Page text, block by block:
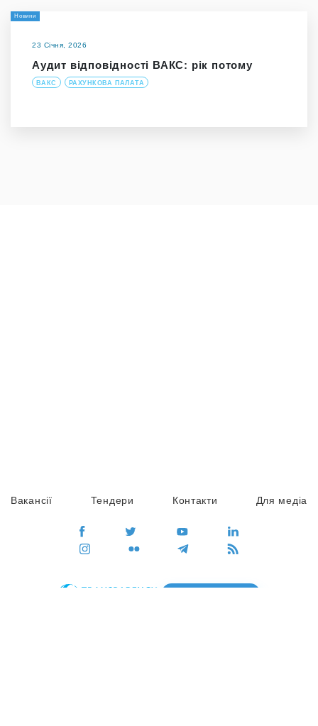
Новини
23 Січня, 2026
Аудит відповідності ВАКС: рік потому
ВАКС РАХУНКОВА ПАЛАТА
Вакансії Тендери Контакти Для медіа